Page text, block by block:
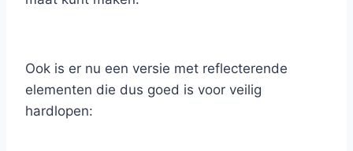
Ook is er nu een versie met reflecterende
elementen die dus goed is voor veilig
hardlopen: